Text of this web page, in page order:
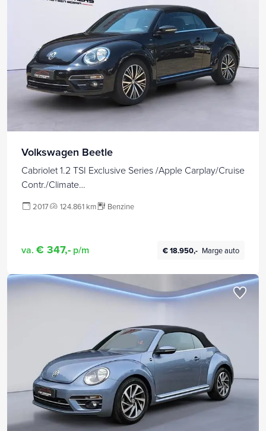
Volkswagen Beetle
Cabriolet 1.2 TSI Exclusive Series /Apple Carplay/Cruise
Contr./Climate
GARANTIE*)
2017 124.861 km Benzine
va. € 347,- p/m € 18.950,- Marge auto